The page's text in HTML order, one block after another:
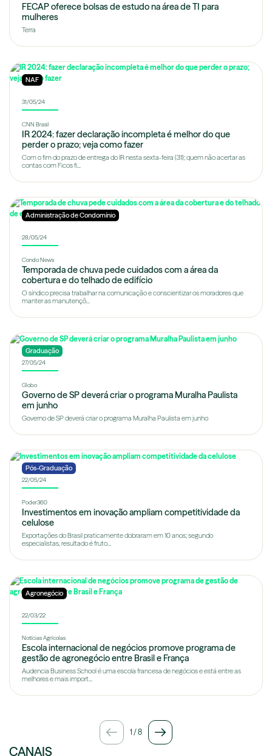
FECAP oferece bolsas de estudo na área de TI para
mulheres
Terra
NAF
31/05/24
CNN Brasil
IR 2024: fazer declaração incompleta é melhor do que
perder o prazo; veja como fazer
Com o fim do prazo de entrega do IR nesta sexta-feira (31); quem não acertar as
contas com Ficos fi...
Administração de Condomínio
28/05/24
Condo News
Temporada de chuva pede cuidados com a área da
cobertura e do telhado de edifício
O síndico precisa trabalhar na comunicação e conscientizar os moradores que
manter as manutençõ...
Graduação
27/05/24
Globo
Governo de SP deverá criar o programa Muralha Paulista
em junho
Governo de SP deverá criar o programa Muralha Paulista em junho
Pós-Graduação
22/05/24
Poder360
Investimentos em inovação ampliam competitividade da
celulose
Exportações do Brasil praticamente dobraram em 10 anos; segundo
especialistas, resultado é fruto...
Agronegócio
22/03/22
Notícias Agrícolas
Escola internacional de negócios promove programa de
gestão de agronegócio entre Brasil e França
Audencia Business School é uma escola francesa de negócios e está entre as
melhores e mais import...
1 /8
CANAIS